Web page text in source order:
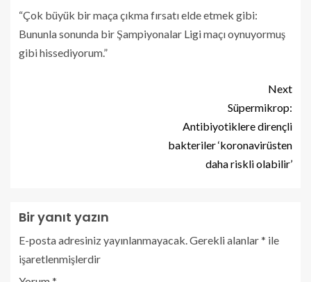
“Çok büyük bir maça çıkma fırsatı elde etmek gibi:
Bununla sonunda bir Şampiyonalar Ligi maçı oynuyormuş
gibi hissediyorum.”
Next
Süpermikrop:
Antibiyotiklere dirençli
bakteriler ‘koronavirüsten
daha riskli olabilir’
Bir yanıt yazın
E-posta adresiniz yayınlanmayacak.Gerekli alanlar* ile
işaretlenmişlerdir